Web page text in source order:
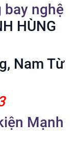
bay nghệ
HÙNG
Nam Từ
Mạnh